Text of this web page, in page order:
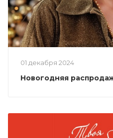
01 декабря 2024
Новогодняя